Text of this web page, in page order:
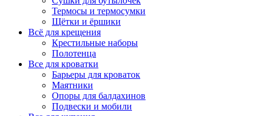
Термосы и термосумки
Щётки и ёршики
Всё для крещения
Крестильные наборы
Полотенца
Все для кроватки
Барьеры для кроваток
Маятники
Опоры для балдахинов
Подвески и мобили